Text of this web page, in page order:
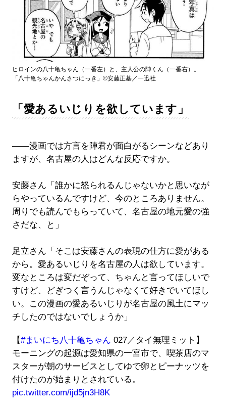
ヒロインの八十亀ちゃん（一番左）と、主人公の陣くん（一番右）。
「八十亀ちゃんかんさつにっき」©安藤正基／一迅社
「愛あるいじりを欲しています」
――漫画では方言を陣君が面白がるシーンなどあり
ますが、名古屋の人はどんな反応ですか。
安藤さん「誰かに怒られるんじゃないかと思いなが
らやっているんですけど、今のところありません。
周りでも読んでもらっていて、名古屋の地元愛の強
さだな、と」
足立さん「そこは安藤さんの表現の仕方に愛がある
から。愛あるいじりを名古屋の人は欲しています。
変なところは変だぞって、ちゃんと言ってほしいで
すけど、どぎつく言うんじゃなくて好きでいてほし
い。この漫画の愛あるいじりが名古屋の風土にマッ
チしたのではないでしょうか」
【#まいにち八十亀ちゃん 027／タイ無理ミット】
モーニングの起源は愛知県の一宮市で、喫茶店のマ
スターが朝のサービスとしてゆで卵とピーナッツを
付けたのが始まりとされている。
pic.twitter.com/ijd5jn3H8K